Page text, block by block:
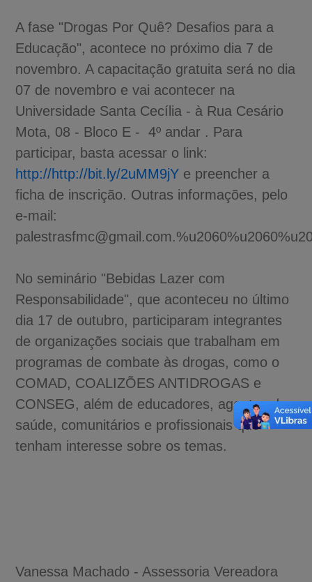
A fase "Drogas Por Quê? Desafios para a
Educação", acontece no próximo dia 7 de
novembro. A capacitação gratuita será no dia
07 de novembro e vai acontecer na
Universidade Santa Cecília - à Rua Cesário
Mota, 08 - Bloco E - 4º andar . Para
participar, basta acessar o link:
http://http://bit.ly/2uMM9jY e preencher a
ficha de inscrição. Outras informações, pelo
e-mail:
No seminário "Bebidas Lazer com
Responsabilidade", que aconteceu no último
dia 17 de outubro, participaram integrantes
de organizações sociais que trabalham em
programas de combate às drogas, como o
COMAD, COALIZÕES ANTIDROGAS e
CONSEG, além de educadores, agentes de
saúde, comunitários e profissionais que
tenham interesse sobre os temas.
Vanessa Machado - Assessoria Vereadora